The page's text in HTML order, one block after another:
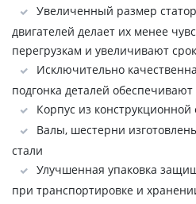
Увеличенный размер
двигателей делает их менее
перегрузкам и увеличивают
Исключительно
подгонка деталей
Корпус из конструкционной
Валы, шестерни
стали
Улучшенная упаковка
при транспортировке и